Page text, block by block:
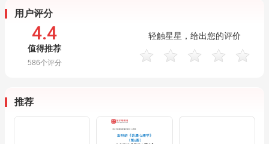
用户评分
4.4
值得推荐
586个评分
轻触星星，给出您的评价
推荐